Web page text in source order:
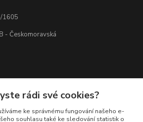
1605
- Českomoravská
793
rádi své cookies?
ke správnému fungování našeho e-
souhlasu také ke sledování statistik o